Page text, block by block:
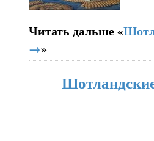
Читать дальше «
→»